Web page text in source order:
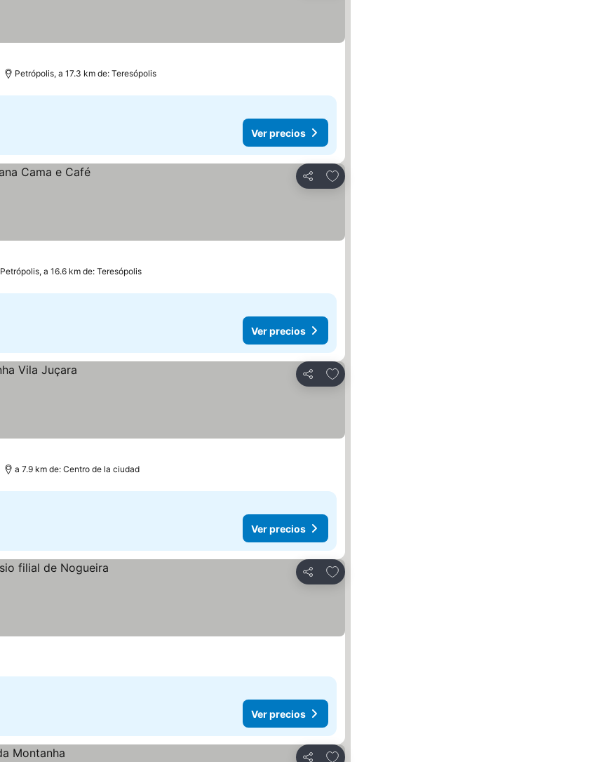
Petrópolis, a 17.3 km de: Teresópolis
Ver precios
Compartir
Agregar a favoritos
Petrópolis, a 16.6 km de: Teresópolis
Ver precios
Compartir
Agregar a favoritos
a 7.9 km de: Centro de la ciudad
Ver precios
Compartir
Agregar a favoritos
Ver precios
Agregar a favoritos